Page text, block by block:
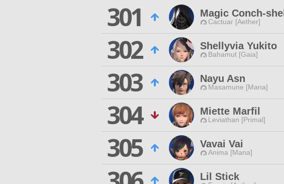
301 Magic Conch-shell
Cactuar [Aether]
302
Shellyvia Yukito
Bahamut [Gaia]
303
Nayu Asn
Masamune [Mana]
304
Miette Marfil
Leviathan [Primal]
305
Vavai Vai
Anima [Mana]
Lil Stick